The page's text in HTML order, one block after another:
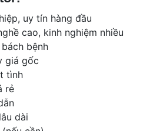
uy tín hàng đầu
cao, kinh nghiệm nhiều
bệnh
giá gốc
tình
rẻ
dài